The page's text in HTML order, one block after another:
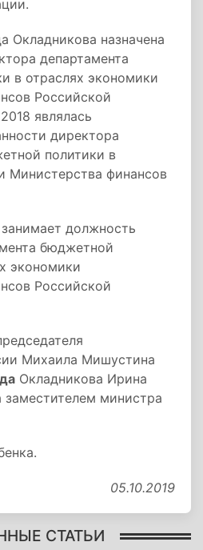
Окладникова назначена
департамента
в отраслях экономики
Российской
являлась
директора
политики в
Министерства финансов
должность
бюджетной
экономики
Российской
Михаила Мишустина
Окладникова Ирина
заместителем министра
05.10.2019
СТАТЬИ